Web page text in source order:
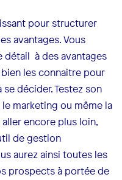
pour structurer
avantages. Vous
détail à des avantages
les connaitre pour
décider. Testez son
marketing ou même la
encore plus loin,
de gestion
aurez ainsi toutes les
prospects à portée de